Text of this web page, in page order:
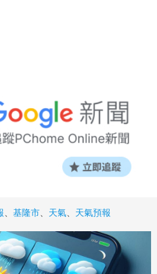
基隆市 天氣 天氣預報